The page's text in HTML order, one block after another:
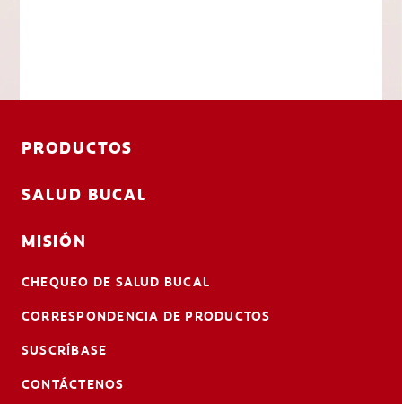
PRODUCTOS
SALUD BUCAL
MISIÓN
CHEQUEO DE SALUD BUCAL
CORRESPONDENCIA DE PRODUCTOS
SUSCRÍBASE
CONTÁCTENOS